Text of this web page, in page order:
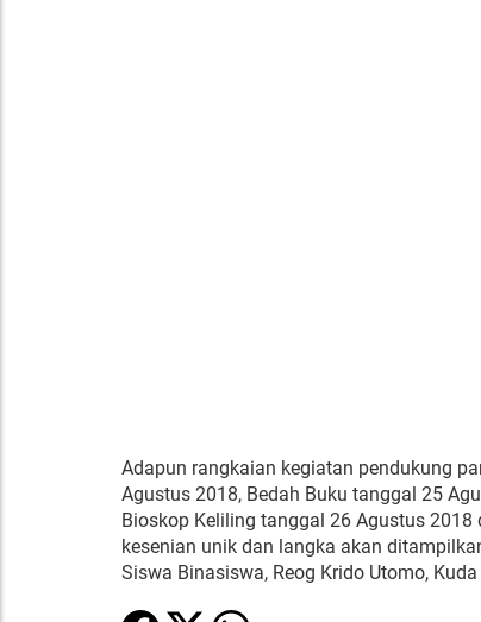
Adapun rangkaian kegiatan pendukung
Agustus 2018, Bedah Buku tanggal 25
Bioskop Keliling tanggal 26 Agustus
kesenian unik dan langka akan
Siswa Binasiswa, Reog Krido Utomo,